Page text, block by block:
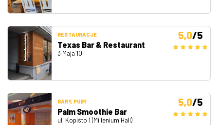
RESTAURACJE
Texas Bar & Restaurant
3 Maja 10
5,0/5
BARY, PUBY
Palm Smoothie Bar
ul. Kopisto 1 (Millenium Hall)
5,0/5